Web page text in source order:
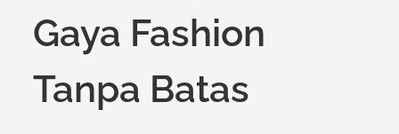
Gaya Fashion
Tanpa Batas